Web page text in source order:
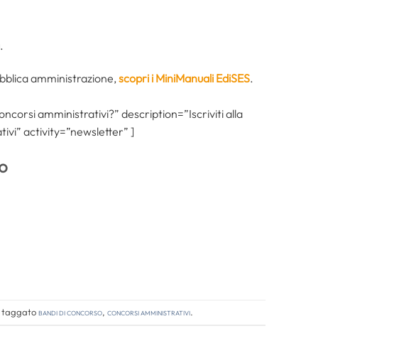
amministrazione,scopri i MiniManuali EdiSES.
amministrativi?” description=”Iscriviti alla
activity=”newsletter” ]
bandi di concorso, concorsi amministrativi.